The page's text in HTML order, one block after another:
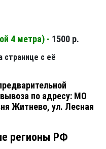
4 метра) - 1500 р.
странице с её
по адресу: МО
Житнево, ул. Лесная
регионы РФ